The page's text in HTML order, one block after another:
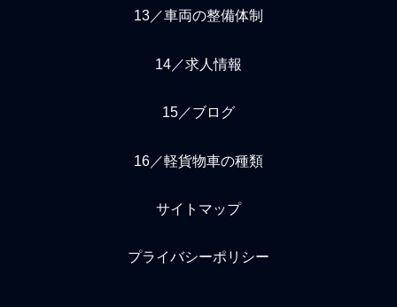
13／車両の整備体制
14／求人情報
15／ブログ
16／軽貨物車の種類
サイトマップ
プライバシーポリシー